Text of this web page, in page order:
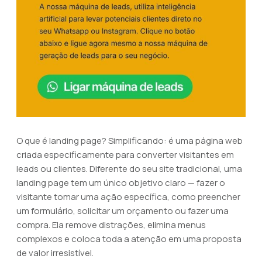
O que é landing page? Simplificando: é uma página web
criada especificamente para converter visitantes em
leads ou clientes. Diferente do seu site tradicional, uma
landing page tem um único objetivo claro — fazer o
visitante tomar uma ação específica, como preencher
um formulário, solicitar um orçamento ou fazer uma
compra. Ela remove distrações, elimina menus
complexos e coloca toda a atenção em uma proposta
de valor irresistível.